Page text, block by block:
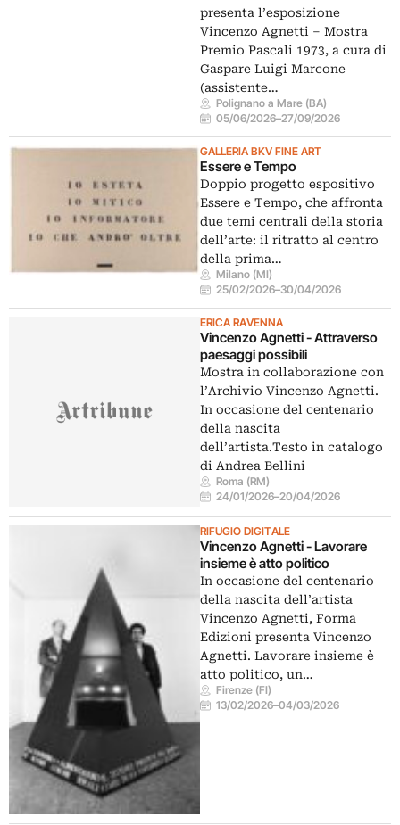
presenta l’esposizione
Vincenzo Agnetti – Mostra
Premio Pascali 1973, a cura di
Gaspare Luigi Marcone
(assistente…
Polignano a Mare (BA)
05/06/2026–27/09/2026
GALLERIA BKV FINE ART
Essere e Tempo
Doppio progetto espositivo
Essere e Tempo, che affronta
due temi centrali della storia
dell’arte: il ritratto al centro
della prima…
Milano (MI)
25/02/2026–30/04/2026
ERICA RAVENNA
Vincenzo Agnetti - Attraverso
paesaggi possibili
Mostra in collaborazione con
l’Archivio Vincenzo Agnetti.
In occasione del centenario
della nascita
dell’artista.Testo in catalogo
di Andrea Bellini
Roma (RM)
24/01/2026–20/04/2026
RIFUGIO DIGITALE
Vincenzo Agnetti - Lavorare
insieme è atto politico
In occasione del centenario
della nascita dell’artista
Vincenzo Agnetti, Forma
Edizioni presenta Vincenzo
Agnetti. Lavorare insieme è
atto politico, un…
Firenze (FI)
13/02/2026–04/03/2026